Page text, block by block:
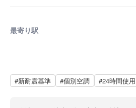
最寄り駅
#新耐震基準 #個別空調 #24時間使用